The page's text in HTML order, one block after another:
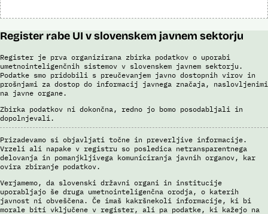
Register rabe UI v slovenskem javnem sektorju
Register je prva organizirana zbirka podatkov o uporabi
umetnointeligenčnih sistemov v slovenskem javnem sektorju.
Podatke smo pridobili s preučevanjem javno dostopnih virov in
prošnjami za dostop do informacij javnega značaja, naslovljenimi
na javne organe.
Zbirka podatkov ni dokončna, redno jo bomo posodabljali in
dopolnjevali.
Prizadevamo si objavljati točne in preverljive informacije.
Vrzeli ali napake v registru so posledica netransparentnega
delovanja in pomanjkljivega komuniciranja javnih organov, kar
ovira zbiranje podatkov.
Verjamemo, da slovenski državni organi in institucije
uporabljajo še druga umetnointeligenčna orodja, o katerih
javnost ni obveščena. Če imaš kakršnekoli informacije, ki bi
morale biti vključene v register, ali pa podatke, ki kažejo na